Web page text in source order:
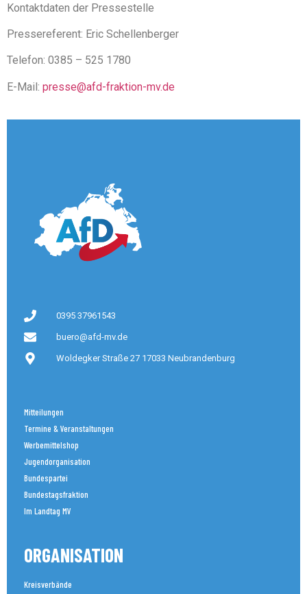
Kontaktdaten der Pressestelle
Pressereferent: Eric Schellenberger
Telefon: 0385 – 525 1780
E-Mail: presse@afd-fraktion-mv.de
0395 37961543
buero@afd-mv.de
Woldegker Straße 27 17033 Neubrandenburg
Mitteilungen
Termine & Veranstaltungen
Werbemittelshop
Jugendorganisation
Bundespartei
Bundestagsfraktion
Im Landtag MV
ORGANISATION
Kreisverbände